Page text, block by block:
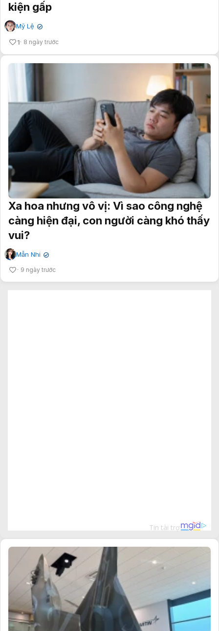
kiện gấp
Mỹ Lệ ✔
1 8 ngày trước
Xa hoa nhưng vô vị: Vì sao công nghệ
càng hiện đại, con người càng khó thấy
vui?
Mẫn Nhi ✔
9 ngày trước